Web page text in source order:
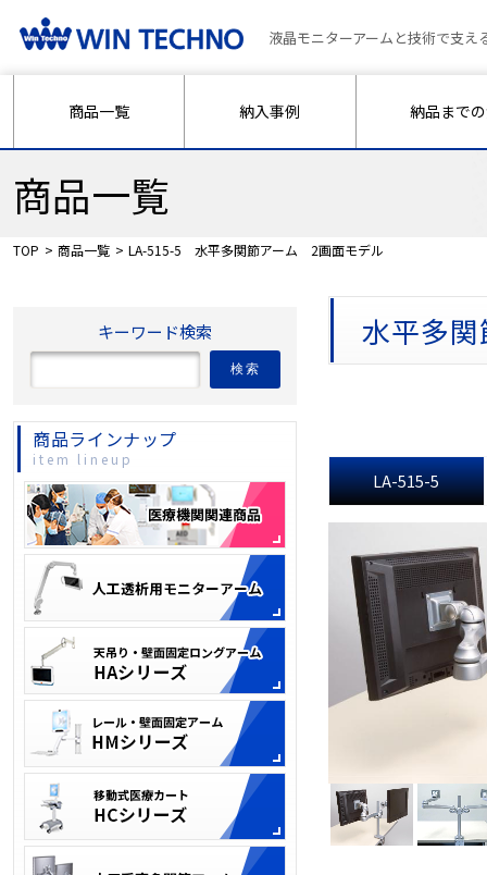
液晶モニターアームと技術で支
商品一覧 納入事例 納品まで
商品一覧
TOP 商品一覧 LA-515-5 水平多関節アーム 2画面モデル
水平多
LA-515-5
キーワード検索
検索
商品ラインナップ
item lineup